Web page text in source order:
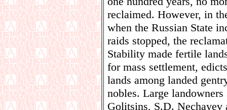
reclaimed. However, in
when the Russian State
raids stopped, the
Stability made fertile
for mass settlement,
lands among landed
nobles. Large
Golitsins, S.D. Nechayev